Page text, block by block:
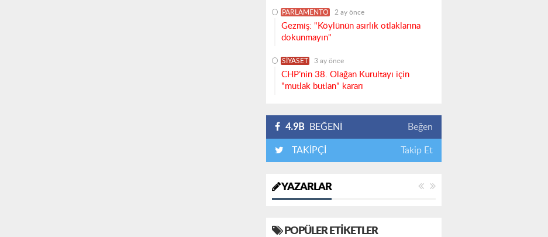
PARLAMENTO 2 ay önce
Gezmiş: "Köylünün asırlık otlaklarına
dokunmayın"
SİYASET 3 ay önce
CHP’nin 38. Olağan Kurultayı için
"mutlak butlan" kararı
4.9B BEĞENİ Beğen
TAKİPÇİ Takip Et
YAZARLAR
POPÜLER ETIKETLER